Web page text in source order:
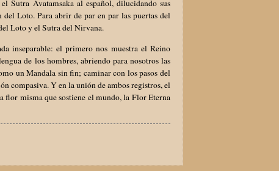
Sutra Avatamsaka al español, dilucidando sus
del Loto. Para abrir de par en par las puertas del
Loto y el Sutra del Nirvana.
inseparable: el primero nos muestra el Reino
de los hombres, abriendo para nosotros las
un Mandala sin fin; caminar con los pasos del
compasiva. Y en la unión de ambos registros, el
flor misma que sostiene el mundo, la Flor Eterna